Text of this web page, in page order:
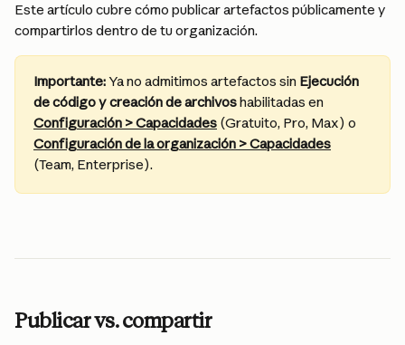
Este artículo cubre cómo publicar artefactos públicamente y
compartirlos dentro de tu organización.
Importante: Ya no admitimos artefactos sin Ejecución
de código y creación de archivos habilitadas en
Configuración > Capacidades (Gratuito, Pro, Max) o
Configuración de la organización > Capacidades
(Team, Enterprise).
Publicar vs. compartir